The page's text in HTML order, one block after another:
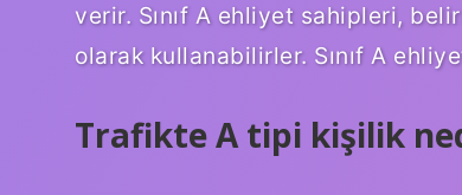
verir. Sınıf A ehliyet sahipleri,
olarak kullanabilirler. Sınıf A
Trafikte A tipi kişilik